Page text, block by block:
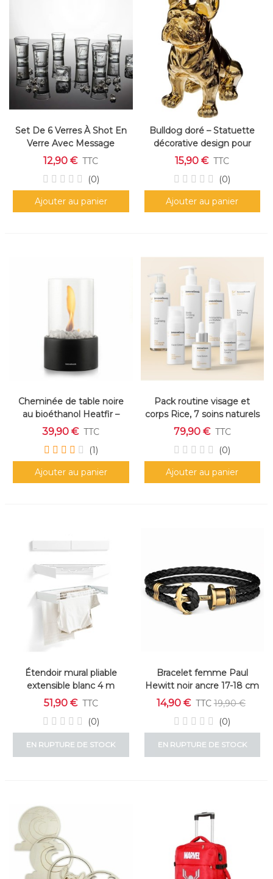
Set De 6 Verres À Shot En
Verre Avec Message
"conjugaison Du Verbe
Boire" (45 Ml)
12,90 € TTC
(0)
Ajouter au panier
Bulldog doré – Statuette
décorative design pour
intérieur H 22 cm
15,90 € TTC
(0)
Ajouter au panier
Cheminée de table noire
au bioéthanol Heatfir –
InnovaGoods
39,90 € TTC
(1)
Ajouter au panier
Pack routine visage et
corps Rice, 7 soins naturels
– InnovaGoods
79,90 € TTC
(0)
Ajouter au panier
Étendoir mural pliable
extensible blanc 4 m
51,90 € TTC
(0)
EN RUPTURE DE STOCK
Bracelet femme Paul
Hewitt noir ancre 17-18 cm
14,90 € TTC 19,90 €
(0)
EN RUPTURE DE STOCK